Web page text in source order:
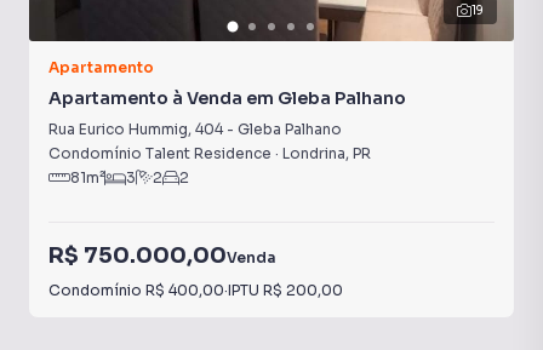
19
Apartamento
Apartamento à Venda em Gleba Palhano
Rua Eurico Hummig, 404- Gleba Palhano
Condomínio Talent Residence · Londrina, PR
81m² 3 2 2
R$ 750.000,00Venda
Condomínio R$ 400,00·IPTU R$ 200,00